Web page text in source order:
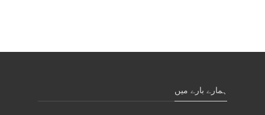
ہمارے بارے میں